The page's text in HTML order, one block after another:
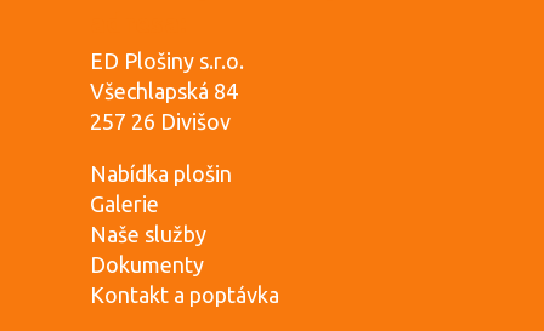
ED Plošiny s.r.o.
Všechlapská 84
257 26 Divišov
Nabídka plošin
Galerie
Naše služby
Dokumenty
Kontakt a poptávka